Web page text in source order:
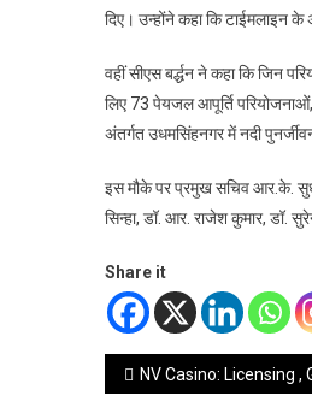
दिए। उन्होंने कहा कि टाईमलाइन के
वहीं सीएस बर्द्धन ने कहा कि जिन
लिए 73 पेयजल आपूर्ति
अंतर्गत उधमसिंहनगर में नदी
इस मौके पर प्रमुख सचिव आर.के.
सिन्हा, डॉ. आर. राजेश कुमार, डॉ.
Share it
Post
NV Casino: Licensing , Gokken and Cashouts in